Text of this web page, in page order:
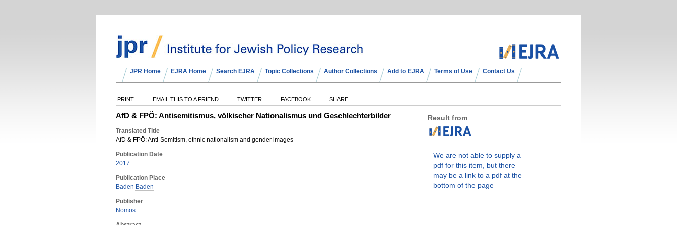
JPR Home EJRA Home Search EJRA Topic Collections Author Collections Add to EJRA Terms of Use Contact Us
PRINT EMAIL THIS TO A FRIEND TWITTER FACEBOOK SHARE
AfD & FPÖ: Antisemitismus, völkischer Nationalismus und Geschlechterbilder
Translated Title
AfD & FPÖ: Anti-Semitism, ethnic nationalism and gender images
Publication Date
2017
Publication Place
Baden Baden
Publisher
Nomos
Result from
We are not able to supply a
pdf for this item, but there
may be a link to a pdf at the
bottom of the page